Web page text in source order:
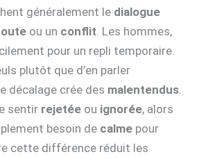
généralement le dialogue
ou un conflit . Les hommes,
pour un repli temporaire.
plutôt que d’en parler
décalage crée des malentendus
sentir rejetée ou ignorée, alors
besoin de calme pour
cette différence réduit les